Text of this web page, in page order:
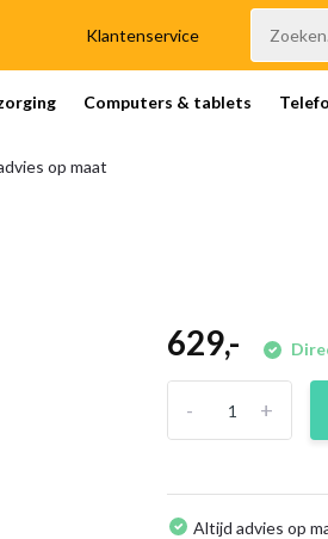
Klantenservice
Computers & tablets
op maat
629,-
+
-
Altijd advies op